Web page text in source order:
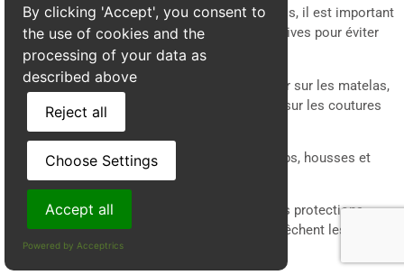
En complément des traitements professionnels, il est important
d’adopter des mesures mécaniques et préventives pour éviter
une nouvelle infestation :
Aspiration régulière
: Passez l’aspirateur sur les matelas,
les plinthes et les meubles en insistant sur les coutures
et les fissures.
Lavage à haute température
: Lavez draps, housses et
vêtements infestés à 60°C minimum.
Utilisation d’housses anti-punaises
: Ces protections
spéciales pour matelas et oreillers empêchent les
insectes de s’y loger.
By clicking 'Accept', you consent to
the use of cookies and the
processing of your data as
described above
Reject all
Choose Settings
Accept all
Powered by Acceptrics